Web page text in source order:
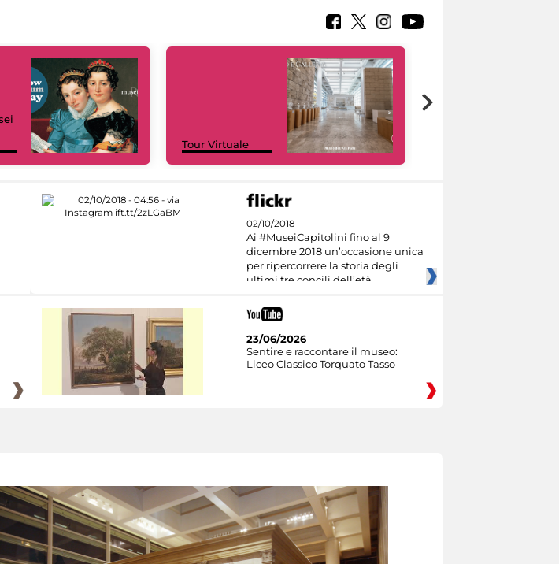
Tour Virtuale
02/10/2018
Ai #MuseiCapitolini fino al 9
dicembre 2018 un’occasione unica
per ripercorrere la storia degli
ultimi tre concili dell’età
23/06/2026
Sentire e raccontare il museo:
Liceo Classico Torquato Tasso